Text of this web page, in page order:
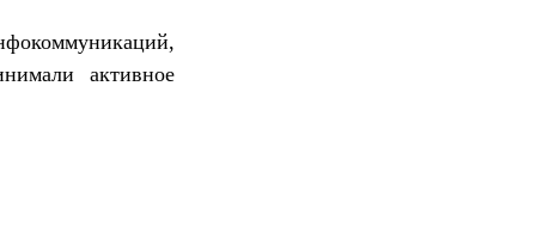
активное